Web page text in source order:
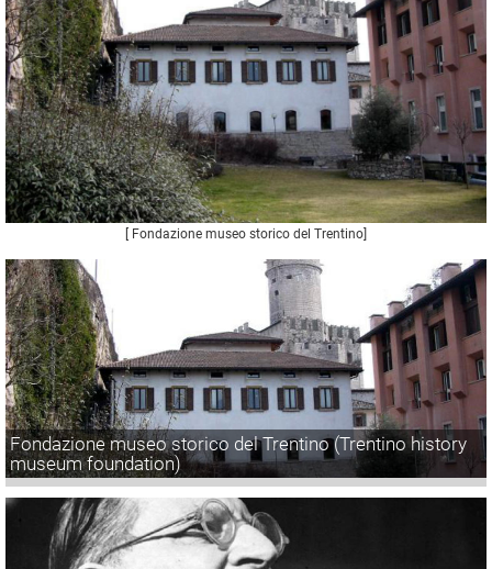
[ Fondazione museo storico del Trentino]
Fondazione museo storico del Trentino (Trentino history
museum foundation)